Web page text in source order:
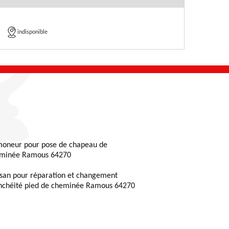
indisponible
pour pose de chapeau de
Ramous 64270
pour réparation et changement
pied de cheminée Ramous 64270